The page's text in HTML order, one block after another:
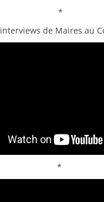
*
de Maires au
*